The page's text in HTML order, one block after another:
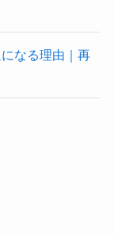
なる理由｜再